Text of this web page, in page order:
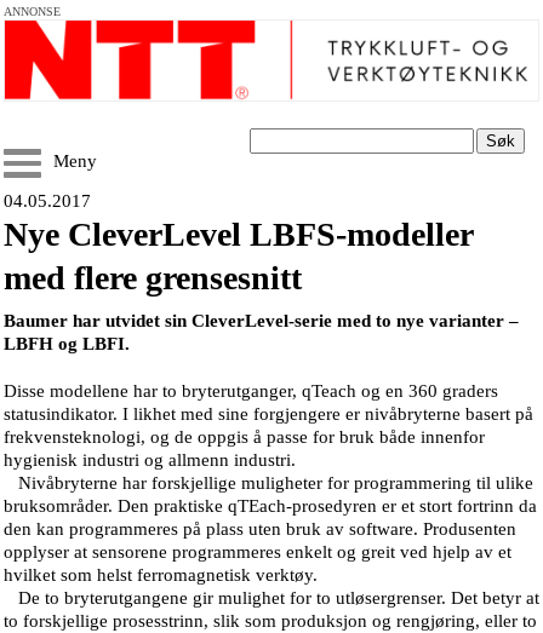
ANNONSE
Søk
Meny
04.05.2017
Nye CleverLevel LBFS-modeller
med flere grensesnitt
Baumer har utvidet sin CleverLevel-serie med to nye varianter –
LBFH og LBFI.
Disse modellene har to bryterutganger, qTeach og en 360 graders
statusindikator. I likhet med sine forgjengere er nivåbryterne basert på
frekvensteknologi, og de oppgis å passe for bruk både innenfor
hygienisk industri og allmenn industri.
Nivåbryterne har forskjellige muligheter for programmering til ulike
bruksområder. Den praktiske qTEach-prosedyren er et stort fortrinn da
den kan programmeres på plass uten bruk av software. Produsenten
opplyser at sensorene programmeres enkelt og greit ved hjelp av et
hvilket som helst ferromagnetisk verktøy.
De to bryterutgangene gir mulighet for to utløsergrenser. Det betyr at
to forskjellige prosesstrinn, slik som produksjon og rengjøring, eller to